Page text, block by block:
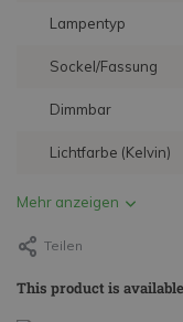
Lampentyp
Sockel/Fassung
Dimmbar
Lichtfarbe (Kelvin)
Mehr anzeigen
Teilen
This product is